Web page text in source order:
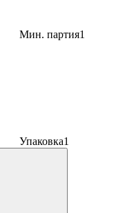
Мин. партия1
Упаковка1